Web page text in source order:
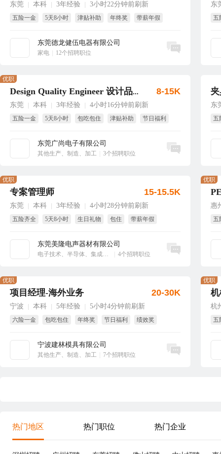
东莞 本科 3年经验 3小时22分钟前刷新
五险一金 5天8小时 津贴补助 年终奖
带薪年假
东莞德龙健伍电器有限公司
家电 12个招聘职位
立即沟通
东
五
Design Quality Engineer 设计品质工程师
东莞 本科 3年经验 4小时16分钟前刷新
五险一金 5天8小时 包吃包住 津贴补助
节日福利
东莞广尚电子有限公司
其他生产、制造、加工 3个招聘职位
优职
8-15K
立即沟通
东
五
专案管理师
东莞 本科 3年经验 4小时28分钟前刷新
五险齐全 5天8小时 生日礼物 包住 带薪年假
东莞美隆电声器材有限公司
电子技术、半导体、集成电路 4个招聘职位
优职
15-15.5K
立即沟通
惠
五
优职
项目经理-海外业务
宁波 本科 5年经验 5小时4分钟前刷新
六险一金 包吃包住 年终奖 节日福利
绩效奖
宁波建林模具有限公司
其他生产、制造、加工 7个招聘职位
优职
20-30K
立即沟通
杭
五
优职
热门地区 热门职位 热门企业